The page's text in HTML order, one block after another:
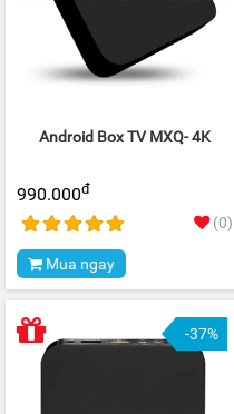
Android Box TV MXQ- 4K
990.000đ
(0)
Mua ngay
-37%